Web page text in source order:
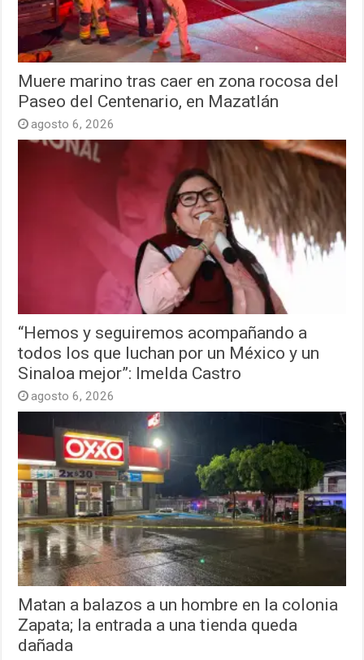
Muere marino tras caer en zona rocosa del
Paseo del Centenario, en Mazatlán
agosto 6, 2026
“Hemos y seguiremos acompañando a
todos los que luchan por un México y un
Sinaloa mejor”: Imelda Castro
agosto 6, 2026
Matan a balazos a un hombre en la colonia
Zapata; la entrada a una tienda queda
dañada